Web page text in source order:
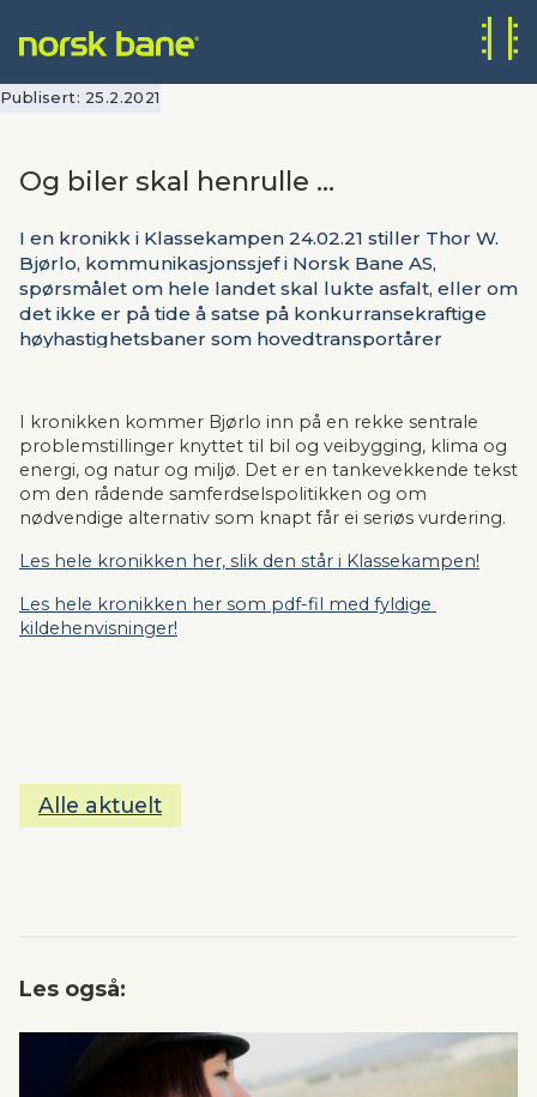
Publisert: 25.2.2021
Og biler skal henrulle ...
I en kronikk i Klassekampen 24.02.21 stiller Thor W.
Bjørlo, kommunikasjonssjef i Norsk Bane AS,
spørsmålet om hele landet skal lukte asfalt, eller om
det ikke er på tide å satse på konkurransekraftige
høyhastighetsbaner som hovedtransportårer
I kronikken kommer Bjørlo inn på en rekke sentrale
problemstillinger knyttet til bil og veibygging, klima og
energi, og natur og miljø. Det er en tankevekkende tekst
om den rådende samferdselspolitikken og om
nødvendige alternativ som knapt får ei seriøs vurdering.
Les hele kronikken her, slik den står i Klassekampen!
Les hele kronikken her som pdf-fil med fyldige
kildehenvisninger!
Alle aktuelt
Les også: